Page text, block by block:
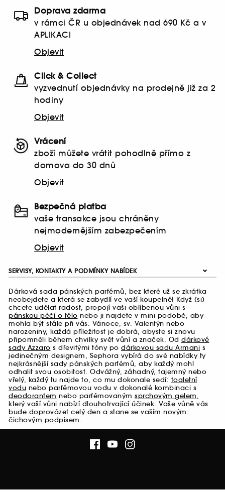
Doprava zdarma
v rámci ČR u objednávek nad 690 Kč a v
APLIKACI
Objevit
Click & Collect
vyzvednutí objednávky na prodejně již za 2
hodiny
Objevit
Vrácení
zboží můžete vrátit pohodlně přímo z
domova do 30 dnů
Objevit
Bezpečná platba
vaše transakce jsou chráněny
nejmodernějším zabezpečením
Objevit
SERVISY, KONTAKTY A PODMÍNKY NABÍDEK
Dárková sada pánských parfémů, bez které už se zkrátka
neobejdete a která se zabydlí ve vaší koupelně! Když (si)
chcete udělat radost, propojí vaši oblíbenou vůni s
pánskou péčí o tělo nebo ji najdete v mini podobě, aby
mohla být stále při vás. Vánoce, sv. Valentýn nebo
narozeniny, každá příležitost je dobrá, abyste si znovu
připomněli během chvilky svět vůní a značek. Od dárkové
sady Azzaro s dřevitými tóny po dárkovou sadu Armani s
jedinečným designem, Sephora vybírá do své nabídky ty
nejkrásnější sady pánských parfémů, aby každý mohl
odhalit svou osobitost. Odvážný, záhadný, tajemný nebo
vřelý, každý tu najde to, co mu dokonale sedí: toaletní
vodu nebo parfémovou vodu v dokonalé kombinaci s
deodorantem nebo parfémovaným sprchovým gelem,
který vaší vůni nabízí dlouhotrvající účinek. Vaše vůně vás
bude doprovázet celý den a stane se vaším novým
čichovým podpisem.